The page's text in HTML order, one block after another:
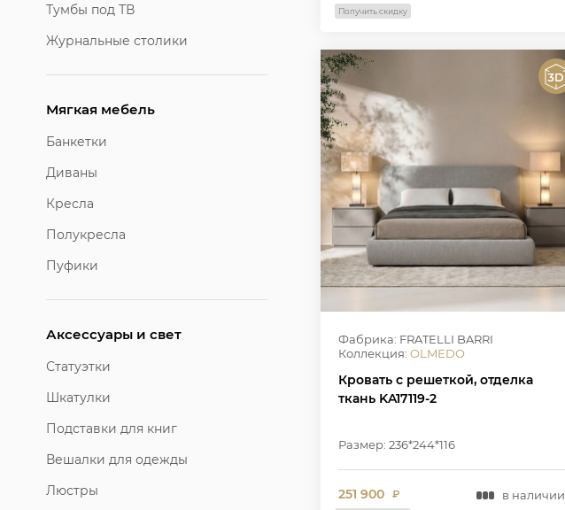
Тумбы под ТВ
Журнальные столики
Мягкая мебель
Банкетки
Диваны
Кресла
Полукресла
Пуфики
Аксессуары и свет
Статуэтки
Шкатулки
Подставки для книг
Вешалки для одежды
Люстры
Получить скидку
Фабрика: FRATELLI BARRI
Коллекция: OLMEDO
Кровать с решеткой, отделка
ткань KA17119-2
Размер: 236*244*116
251 900 ₽ в наличии